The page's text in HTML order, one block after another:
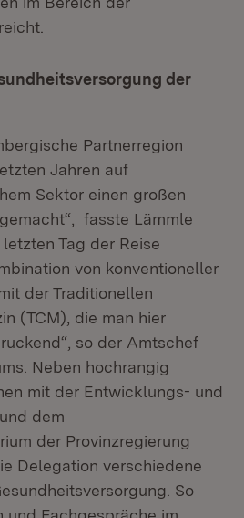
der
Partnerregion
Jahren auf
Sektor einen großen
fasste Lämmle
Tag der Reise
von konventioneller
der Traditionellen
(TCM), die man hier
so der Amtschef
Neben hochrangig
mit der Entwicklungs- und
dem
der Provinzregierung
Delegation verschiedene
So